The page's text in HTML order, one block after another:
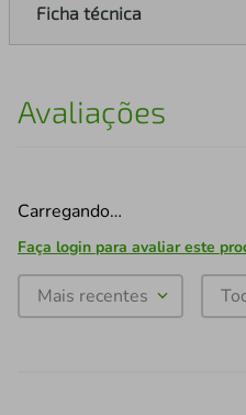
Ficha técnica
Avaliações
Carregando…
Faça login para avaliar este
Mais recentes